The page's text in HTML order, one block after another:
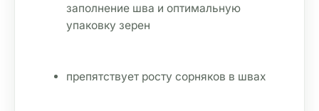
заполнение шва и оптимальную
упаковку зерен
препятствует росту сорняков в швах